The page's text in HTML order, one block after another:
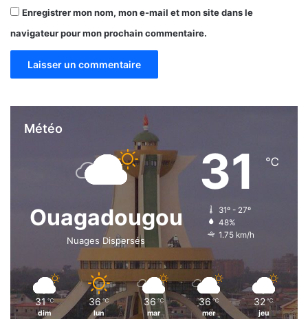
Enregistrer mon nom, mon e-mail et mon site dans le
navigateur pour mon prochain commentaire.
Météo
Ouagadougou
Nuages Dispersés
31 ℃
31º - 27º
48%
1.75 km/h
31 ℃
dim
36 ℃
lun
36 ℃
mar
36 ℃
mer
32 ℃
jeu